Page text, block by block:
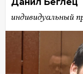
индивидуальный